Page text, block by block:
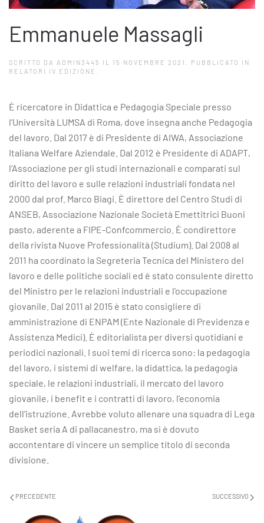
Emmanuele Massagli
SCRITTO DA ADMIN3445 IL 15 NOVEMBRE 2021
. PUBBLICATO IN
RELATORI IV EDIZIONE
È ricercatore in Didattica e Pedagogia Speciale presso
l’Università LUMSA di Roma, dove insegna anche Pedagogia
del lavoro. Dal 2017 è di Presidente di AIWA, Associazione
Italiana Welfare Aziendale. Dal 2012 è Presidente di ADAPT,
l’Associazione per gli studi internazionali e comparati sul
diritto del lavoro e sulle relazioni industriali fondata nel
2000 dal prof. Marco Biagi. È direttore del Centro Studi di
ANSEB, Associazione Nazionale Società Emettitrici Buoni
pasto, aderente a FIPE-Confcommercio. È condirettore
della rivista Nuove Professionalità (Studium). Dal 2008 al
2011 ha coordinato la Segreteria Tecnica del Ministero del
lavoro e delle politiche sociali ed è stato consulente diretto
del Ministro per le relazioni industriali e l’occupazione
giovanile. Dal 2011 al 2015 è stato consigliere di
amministrazione di ENPAM (Ente Nazionale di Previdenza e
Assistenza Medici). È editorialista per diversi quotidiani e
periodici nazionali. I suoi temi di ricerca sono: la pedagogia
del lavoro, i sistemi di welfare, la didattica, la pedagogia
speciale, le relazioni industriali, il mercato del lavoro
giovanile, i benefit e i contratti di lavoro, l’economia
dell’istruzione. Avrebbe voluto allenare una squadra di Lega
Basket seria A di pallacanestro, ma si è dovuto
accontentare di vincere un semplice titolo di seconda
divisione.
PRECEDENTE SUCCESSIVO